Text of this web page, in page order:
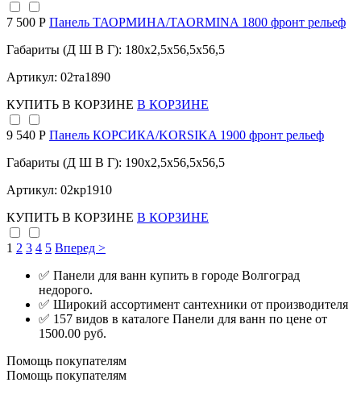
7 500 Р Панель ТАОРМИНА/TAORMINA 1800 фронт рельеф
Габариты (Д Ш В Г): 180x2,5x56,5x56,5
Артикул: 02та1890
КУПИТЬ В КОРЗИНЕ В КОРЗИНЕ
9 540 Р Панель КОРСИКА/KORSIKA 1900 фронт рельеф
Габариты (Д Ш В Г): 190x2,5x56,5x56,5
Артикул: 02кр1910
КУПИТЬ В КОРЗИНЕ В КОРЗИНЕ
1 2 3 4 5 Вперед >
✅ Панели для ванн купить в городе Волгоград
недорого.
✅ Широкий ассортимент сантехники от производителя
✅ 157 видов в каталоге Панели для ванн по цене от
1500.00 руб.
Помощь покупателям
Помощь покупателям